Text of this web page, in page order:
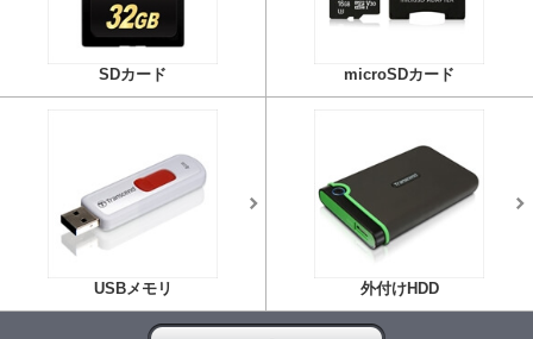
SDカード microSDカード
USBメモリ 外付けHDD